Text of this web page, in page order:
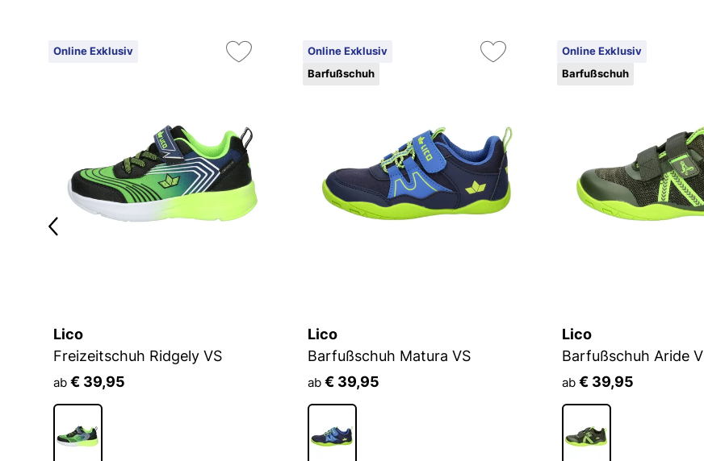
Online Exklusiv
Lico
Freizeitschuh Ridgely VS
ab € 39,95
Online Exklusiv
Barfußschuh
Lico
Barfußschuh Matura VS
ab € 39,95
Online Exklusiv
Barfußschuh
Lico
Barfußschuh Aride V
ab € 39,95